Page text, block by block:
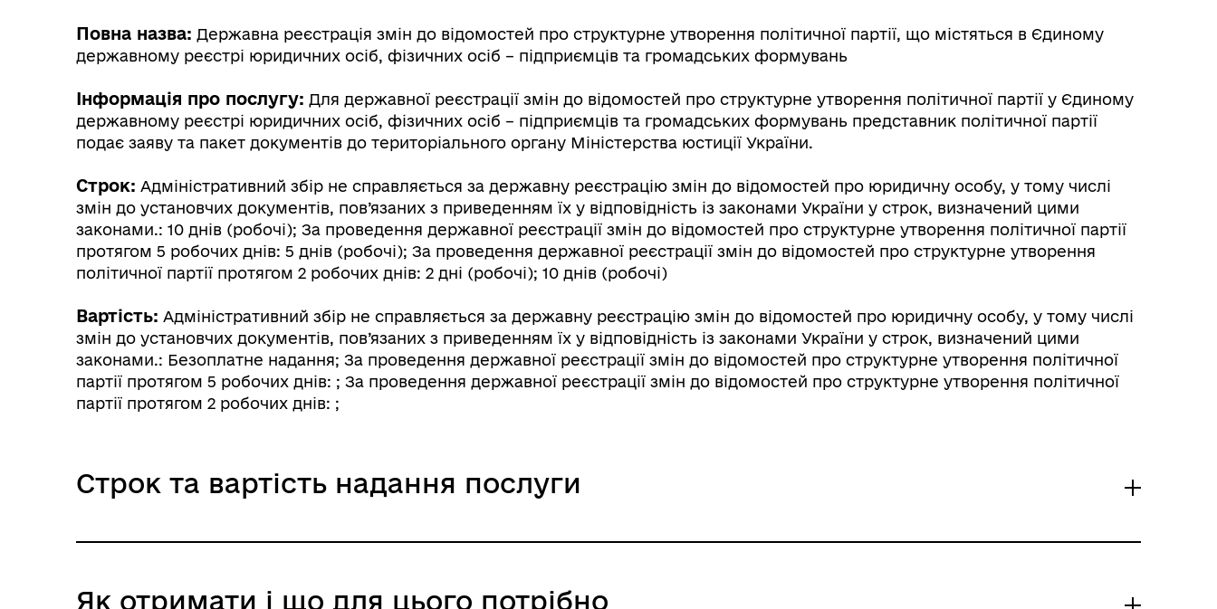
Повна назва: Державна реєстрація змін до відомостей про структурне утворення політичної партії, що містяться в Єдиному
державному реєстрі юридичних осіб, фізичних осіб – підприємців та громадських формувань
Інформація про послугу: Для державної реєстрації змін до відомостей про структурне утворення політичної партії у Єдиному
державному реєстрі юридичних осіб, фізичних осіб – підприємців та громадських формувань представник політичної партії
подає заяву та пакет документів до територіального органу Міністерства юстиції України.
Строк: Адміністративний збір не справляється за державну реєстрацію змін до відомостей про юридичну особу, у тому числі
змін до установчих документів, пов’язаних з приведенням їх у відповідність із законами України у строк, визначений цими
законами.: 10 днів (робочі); За проведення державної реєстрації змін до відомостей про структурне утворення політичної партії
протягом 5 робочих днів: 5 днів (робочі); За проведення державної реєстрації змін до відомостей про структурне утворення
політичної партії протягом 2 робочих днів: 2 дні (робочі); 10 днів (робочі)
Вартість: Адміністративний збір не справляється за державну реєстрацію змін до відомостей про юридичну особу, у тому числі
змін до установчих документів, пов’язаних з приведенням їх у відповідність із законами України у строк, визначений цими
законами.: Безоплатне надання; За проведення державної реєстрації змін до відомостей про структурне утворення політичної
партії протягом 5 робочих днів: ; За проведення державної реєстрації змін до відомостей про структурне утворення політичної
партії протягом 2 робочих днів: ;
Строк та вартість надання послуги
юридичну особу, у тому числі змін до установчих документів, пов’язаних з приведенням їх у
Як отримати і що для цього потрібно